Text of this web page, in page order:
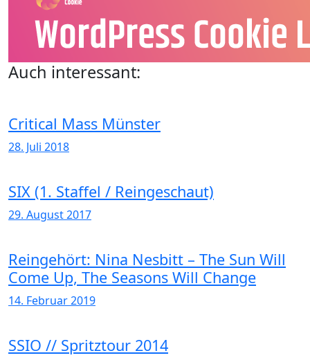
Auch interessant:
Critical Mass Münster
28. Juli 2018
SIX (1. Staffel / Reingeschaut)
29. August 2017
Reingehört: Nina Nesbitt – The Sun Will
Come Up, The Seasons Will Change
14. Februar 2019
SSIO // Spritztour 2014